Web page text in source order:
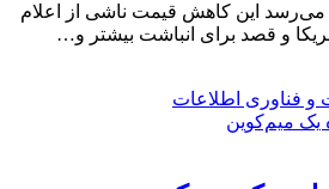
می‌رسد این کاهش قیمت ناشی از اعلام
و قصد برای انباشت بیشتر و…
و فناوری اطلاعات